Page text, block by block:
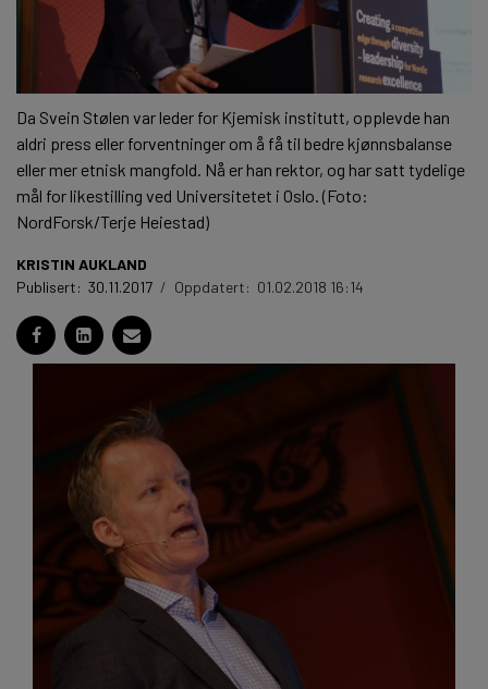
Da Svein Stølen var leder for Kjemisk institutt, opplevde han
aldri press eller forventninger om å få til bedre kjønnsbalanse
eller mer etnisk mangfold. Nå er han rektor, og har satt tydelige
mål for likestilling ved Universitetet i Oslo. (Foto:
NordForsk/Terje Heiestad)
KRISTIN AUKLAND
Publisert: 30.11.2017 / Oppdatert: 01.02.2018 16:14